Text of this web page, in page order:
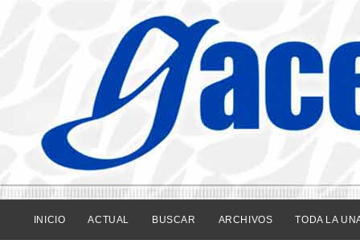
INICIO ACTUAL BUSCAR ARCHIVOS TODA LA